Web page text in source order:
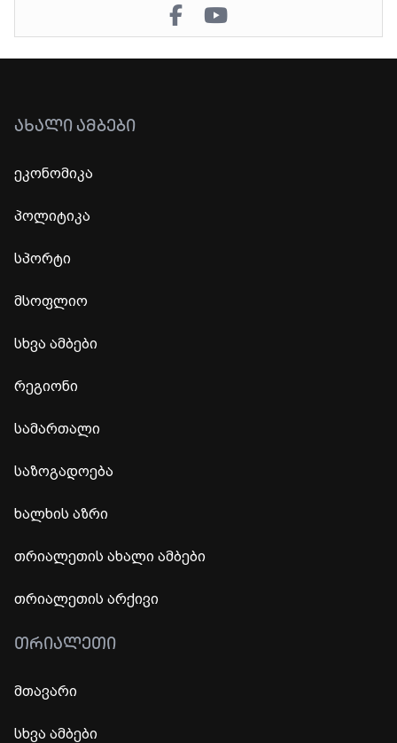
ᲐᲮᲐᲚᲘ ᲐᲛᲑᲔᲑᲘ
ეკონომიკა
პოლიტიკა
სპორტი
მსოფლიო
სხვა ამბები
რეგიონი
სამართალი
საზოგადოება
ხალხის აზრი
თრიალეთის ახალი ამბები
თრიალეთის არქივი
ᲗᲠᲘᲐᲚᲔᲗᲘ
მთავარი
სხვა ამბები